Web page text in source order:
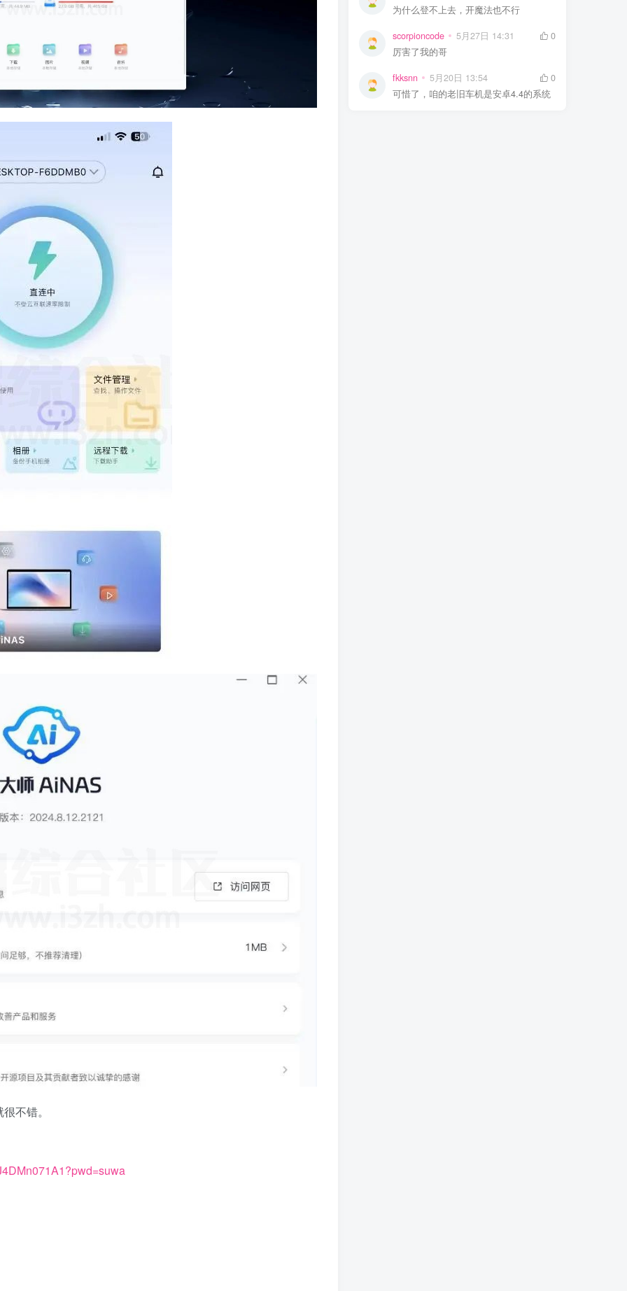
不错。
为什么登不上去，开魔法也不行
scorpioncode 5月27日 14:31
0
厉害了我的哥
fkksnn 5月20日 13:54
0
可惜了，咱的老旧车机是安卓4.4的系统